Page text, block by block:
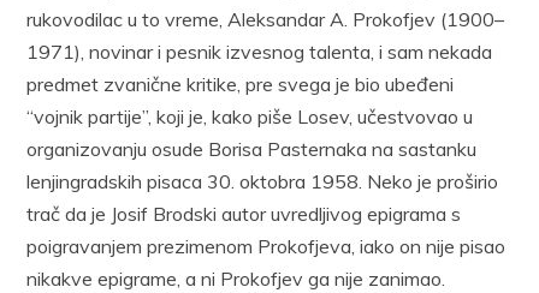
rukovodilac u to vreme, Aleksandar A. Prokofjev (1900–
1971), novinar i pesnik izvesnog talenta, i sam nekada
predmet zvanične kritike, pre svega je bio ubeđeni
“vojnik partije”, koji je, kako piše Losev, učestvovao u
organizovanju osude Borisa Pasternaka na sastanku
lenjingradskih pisaca 30. oktobra 1958. Neko je proširio
trač da je Josif Brodski autor uvredljivog epigrama s
poigravanjem prezimenom Prokofjeva, iako on nije pisao
nikakve epigrame, a ni Prokofjev ga nije zanimao.